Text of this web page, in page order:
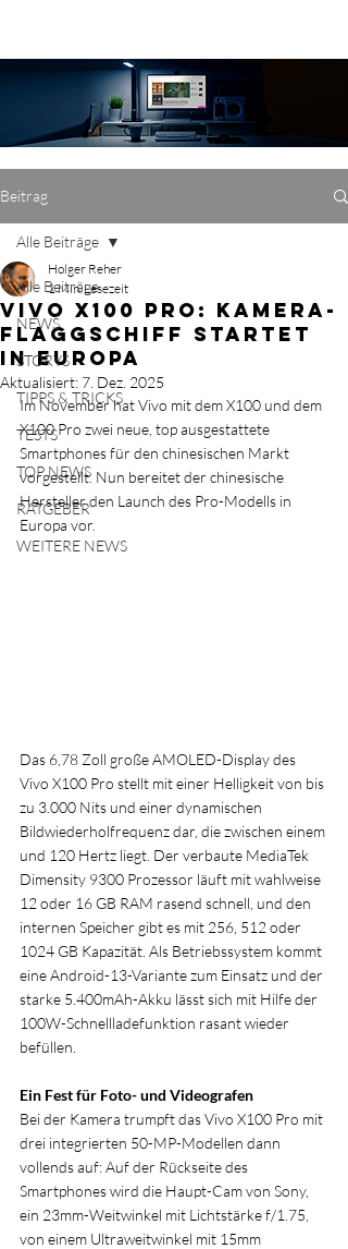
Beitrag
Alle Beiträge
NEWS
STORYS
TIPPS & TRICKS
TESTS
TOP NEWS
RATGEBER
WEITERE NEWS
Alle Beiträge
Vivo X100 Pro: Kamera-
Flaggschiff startet
in Europa
Holger Reher
1 Min. Lesezeit
Aktualisiert: 7. Dez. 2025
Im November hat Vivo mit dem X100 und dem
X100 Pro zwei neue, top ausgestattete
Smartphones für den chinesischen Markt
vorgestellt. Nun bereitet der chinesische
Hersteller den Launch des Pro-Modells in
Europa vor.
Das 6,78 Zoll große AMOLED-Display des
Vivo X100 Pro stellt mit einer Helligkeit von bis
zu 3.000 Nits und einer dynamischen
Bildwiederholfrequenz dar, die zwischen einem
und 120 Hertz liegt. Der verbaute MediaTek
Dimensity 9300 Prozessor läuft mit wahlweise
12 oder 16 GB RAM rasend schnell, und den
internen Speicher gibt es mit 256, 512 oder
1024 GB Kapazität. Als Betriebssystem kommt
eine Android-13-Variante zum Einsatz und der
starke 5.400mAh-Akku lässt sich mit Hilfe der
100W-Schnellladefunktion rasant wieder
befüllen.
Ein Fest für Foto- und Videografen
Bei der Kamera trumpft das Vivo X100 Pro mit
drei integrierten 50-MP-Modellen dann
vollends auf: Auf der Rückseite des
Smartphones wird die Haupt-Cam von Sony,
ein 23mm-Weitwinkel mit Lichtstärke f/1.75,
von einem Ultraweitwinkel mit 15mm